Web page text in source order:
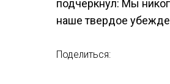
подчеркнул: Мы
наше твердое
Поделиться: